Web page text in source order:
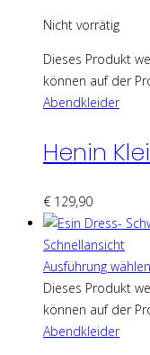
Nicht vorrätig
Dieses Produkt
können auf der
Abendkleider
Henin
€ 129,90
Schnellansicht
Ausführung wählen
Dieses Produkt
können auf der
Abendkleider